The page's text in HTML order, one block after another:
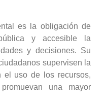
es la obligación de
y accesible la
y decisiones. Su
supervisen la
el uso de los recursos,
una mayor